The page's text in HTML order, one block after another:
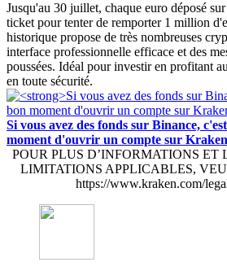
Jusqu'au 30 juillet, chaque euro déposé
ticket pour tenter de remporter 1 million
historique propose de très nombreuses
interface professionnelle efficace et des
poussées. Idéal pour investir en profitant
en toute sécurité.
Si vous avez des fonds sur Binance,
moment d'ouvrir un compte sur
POUR PLUS D’INFORMATIONS ET
LIMITATIONS APPLICABLES,
https://www.kraken.com/